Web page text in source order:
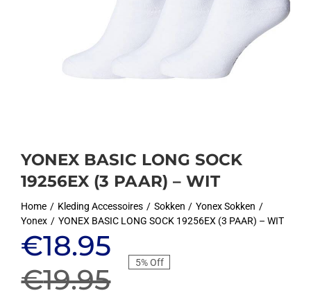
YONEX BASIC LONG SOCK
19256EX (3 PAAR) – WIT
Home Kleding Accessoires Sokken
Yonex Sokken
Yonex
YONEX BASIC LONG SOCK 19256EX (3 PAAR) – WIT
€19.95
Oorspronkelijke
prijs
€18.95
Huidige
prijs
5% Off